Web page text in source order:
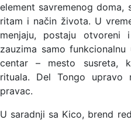
element savremenog doma,
ritam i način života. U
menjaju, postaju
zauzima samo
centar – mesto susreta,
rituala. Del Tongo
pravac.
U saradnji sa Kico, brend